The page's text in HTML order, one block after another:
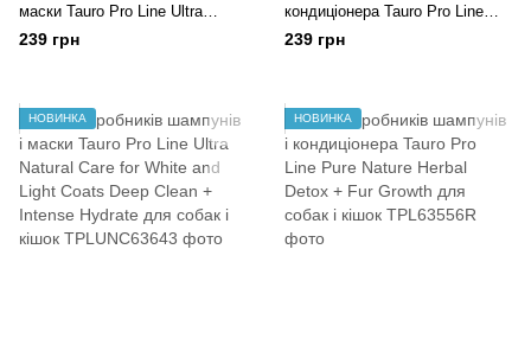
маски Tauro Pro Line Ultra
Natural Care Deep Clean +
Intense Hydrate для собак і
239 грн
кондиціонера Tauro Pro Line
Ultra Natural Care Keratin &
Gloss + Gentle Scrub для собак
239 грн
НОВИНКА НОВИНКА